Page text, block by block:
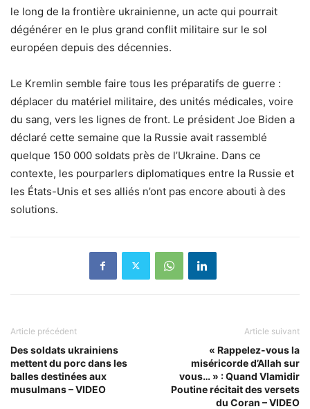
le long de la frontière ukrainienne, un acte qui pourrait
dégénérer en le plus grand conflit militaire sur le sol
européen depuis des décennies.
Le Kremlin semble faire tous les préparatifs de guerre :
déplacer du matériel militaire, des unités médicales, voire
du sang, vers les lignes de front. Le président Joe Biden a
déclaré cette semaine que la Russie avait rassemblé
quelque 150 000 soldats près de l’Ukraine. Dans ce
contexte, les pourparlers diplomatiques entre la Russie et
les États-Unis et ses alliés n’ont pas encore abouti à des
solutions.
Article précédent
Des soldats ukrainiens
mettent du porc dans les
balles destinées aux
musulmans – VIDEO
Article suivant
« Rappelez-vous la
miséricorde d’Allah sur
vous… » : Quand Vlamidir
Poutine récitait des versets
du Coran – VIDEO